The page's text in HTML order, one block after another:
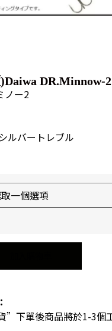
DR.Minnow-
ノー2
ルバートレブル
下單後商品將於1-3個